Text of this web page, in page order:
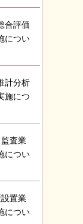
合評価
につい
計分析
施につ
査業
につい
置業
につい